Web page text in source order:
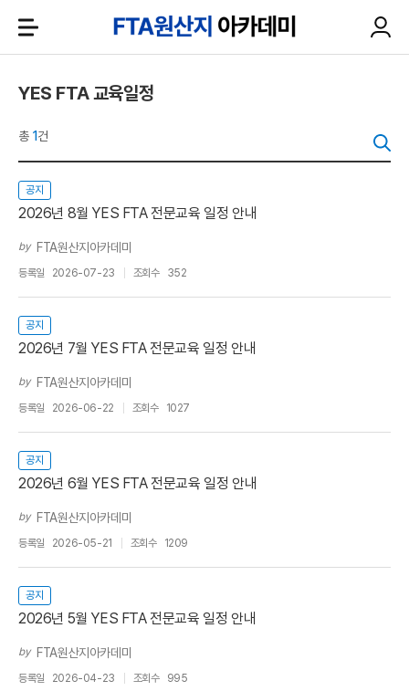
YES FTA 교육일정
총 1건
공지
2026년 8월 YES FTA 전문교육 일정 안내
by FTA원산지아카데미
등록일 2026-07-23 조회수 352
공지
2026년 7월 YES FTA 전문교육 일정 안내
by FTA원산지아카데미
등록일 2026-06-22 조회수 1027
공지
2026년 6월 YES FTA 전문교육 일정 안내
by FTA원산지아카데미
등록일 2026-05-21 조회수 1209
공지
2026년 5월 YES FTA 전문교육 일정 안내
by FTA원산지아카데미
등록일 2026-04-23 조회수 995